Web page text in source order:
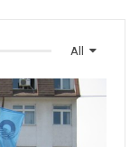
All